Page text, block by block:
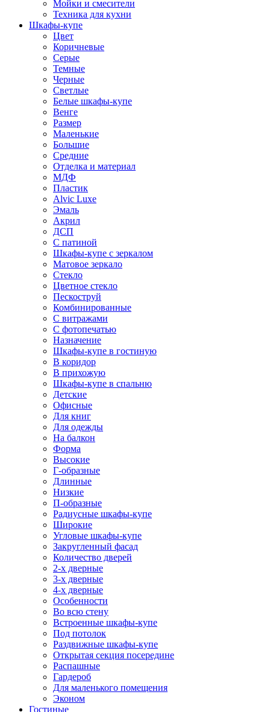
Мойки и смесители
Техника для кухни
Шкафы-купе
Цвет
Коричневые
Серые
Темные
Черные
Светлые
Белые шкафы-купе
Венге
Размер
Маленькие
Большие
Средние
Отделка и материал
МДФ
Пластик
Alvic Luxe
Эмаль
Акрил
ДСП
С патиной
Шкафы-купе с зеркалом
Матовое зеркало
Стекло
Цветное стекло
Пескоструй
Комбинированные
С витражами
С фотопечатью
Назначение
Шкафы-купе в гостиную
В коридор
В прихожую
Шкафы-купе в спальню
Детские
Офисные
Для книг
Для одежды
На балкон
Форма
Высокие
Г-образные
Длинные
Низкие
П-образные
Радиусные шкафы-купе
Широкие
Угловые шкафы-купе
Закругленный фасад
Количество дверей
2-х дверные
3-х дверные
4-х дверные
Особенности
Во всю стену
Встроенные шкафы-купе
Под потолок
Раздвижные шкафы-купе
Открытая секция посередине
Распашные
Гардероб
Для маленького помещения
Эконом
Гостиные